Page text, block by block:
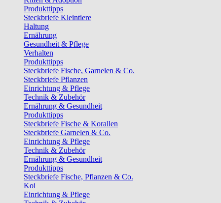
Produkttipps
Steckbriefe Kleintiere
Haltung
Ernährung
Gesundheit & Pflege
Verhalten
Produkttipps
Steckbriefe Fische, Garnelen & Co.
Steckbriefe Pflanzen
Einrichtung & Pflege
Technik & Zubehör
Ernährung & Gesundheit
Produkttipps
Steckbriefe Fische & Korallen
Steckbriefe Garnelen & Co.
Einrichtung & Pflege
Technik & Zubehör
Ernährung & Gesundheit
Produkttipps
Steckbriefe Fische, Pflanzen & Co.
Koi
Einrichtung & Pflege